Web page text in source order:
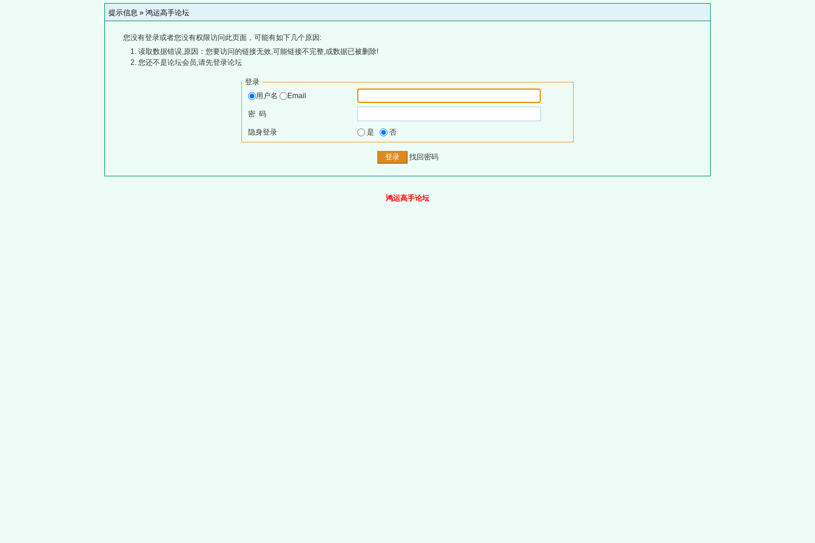
提示信息 » 鸿运高手论坛
您没有登录或者您没有权限访问此页面，可能有如下几个原因:
读取数据错误,原因：您要访问的链接无效,可能链接不完整,或数据已被删除!
您还不是论坛会员,请先登录论坛
登录
用户名
Email
密 码
隐身登录 是 否
找回密码
鸿运高手论坛